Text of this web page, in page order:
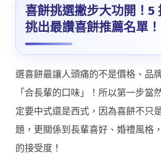
喜餅挑選撇步大功開！5
挑出最讚喜餅推薦名單！
選喜餅最讓人頭痛的不是價格、品
「合長輩的口味」！所以第一步當
定要中式還是西式，因為喜餅不只
題，更關係到長輩喜好、婚禮風格
的接受度！